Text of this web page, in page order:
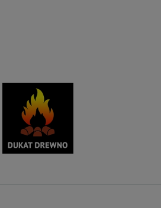
jakości specjalnie
trocin, co pozwala osiągnąć bardzo
oraz niską zawartość popiołu.
moje ogłoszenia, w ofercie:
GARBATKA, FOREST
paletach GRAB, BUK, BRZOZA, i
.958